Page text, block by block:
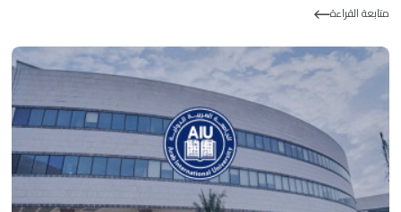
متابعة القراءة